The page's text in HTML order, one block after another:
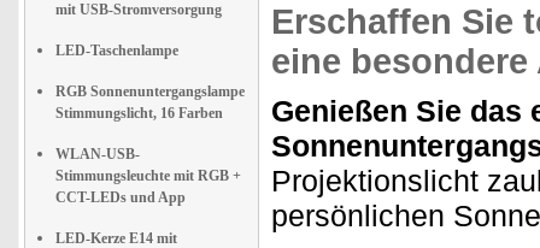
mit USB-Stromversorgung
LED-Taschenlampe
RGB Sonnenuntergangslampe
Stimmungslicht, 16 Farben
WLAN-USB-
Stimmungsleuchte mit RGB +
CCT-LEDs und App
LED-Kerze E14 mit
Erschaffen Sie
eine
Genießen Sie das
Projektionslicht
persönlichen